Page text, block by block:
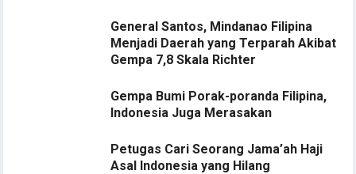
General Santos, Mindanao Filipina
Menjadi Daerah yang Terparah Akibat
Gempa 7,8 Skala Richter
Gempa Bumi Porak-poranda Filipina,
Indonesia Juga Merasakan
Petugas Cari Seorang Jama’ah Haji
Asal Indonesia yang Hilang